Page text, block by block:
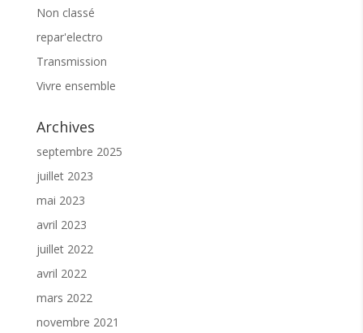
Non classé
repar'electro
Transmission
Vivre ensemble
Archives
septembre 2025
juillet 2023
mai 2023
avril 2023
juillet 2022
avril 2022
mars 2022
novembre 2021